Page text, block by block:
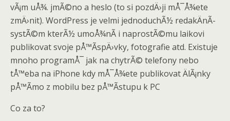
vÃ¡m uÅ¾. jmÃ©no a heslo (to si pozdÄ›ji mÅ¯Å¾ete
zmÄ›nit). WordPress je velmi jednoduchÃ½ redakÄnÃ­
systÃ©m kterÃ½ umoÅ¾nÃ­ i naprostÃ©mu laikovi
publikovat svoje pÅ™Ã­spÄ›vky, fotografie atd. Existuje
mnoho programÅ¯ jak na chytrÃ© telefony nebo
tÅ™eba na iPhone kdy mÅ¯Å¾ete publikovat ÄlÃ¡nky
pÅ™Ã­mo z mobilu bez pÅ™Ã­stupu k PC
Co za to?